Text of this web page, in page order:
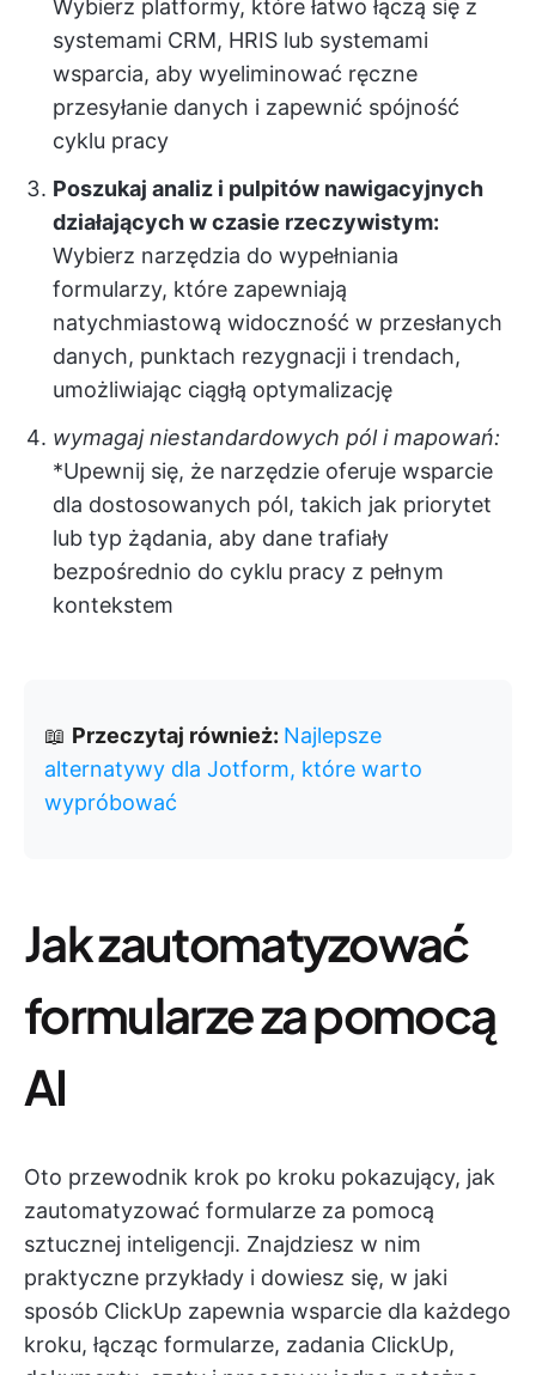
Wybierz platformy, które łatwo łączą się z
systemami CRM, HRIS lub systemami
wsparcia, aby wyeliminować ręczne
przesyłanie danych i zapewnić spójność
cyklu pracy
Poszukaj analiz i pulpitów nawigacyjnych
działających w czasie rzeczywistym:
Wybierz narzędzia do wypełniania
formularzy, które zapewniają
natychmiastową widoczność w przesłanych
danych, punktach rezygnacji i trendach,
umożliwiając ciągłą optymalizację
wymagaj niestandardowych pól i mapowań:
*Upewnij się, że narzędzie oferuje wsparcie
dla dostosowanych pól, takich jak priorytet
lub typ żądania, aby dane trafiały
bezpośrednio do cyklu pracy z pełnym
kontekstem
📖 Przeczytaj również: Najlepsze
alternatywy dla Jotform, które warto
wypróbować
Jak zautomatyzować
formularze za pomocą
AI
Oto przewodnik krok po kroku pokazujący, jak
zautomatyzować formularze za pomocą
sztucznej inteligencji. Znajdziesz w nim
praktyczne przykłady i dowiesz się, w jaki
sposób ClickUp zapewnia wsparcie dla każdego
kroku, łącząc formularze, zadania ClickUp,